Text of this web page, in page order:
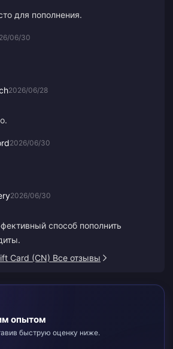
для пополнения.
06/30
2026/06/28
2026/06/30
2026/06/30
способ пополнить
Card (CN) Все отзывы
опытом
быструю оценку ниже.